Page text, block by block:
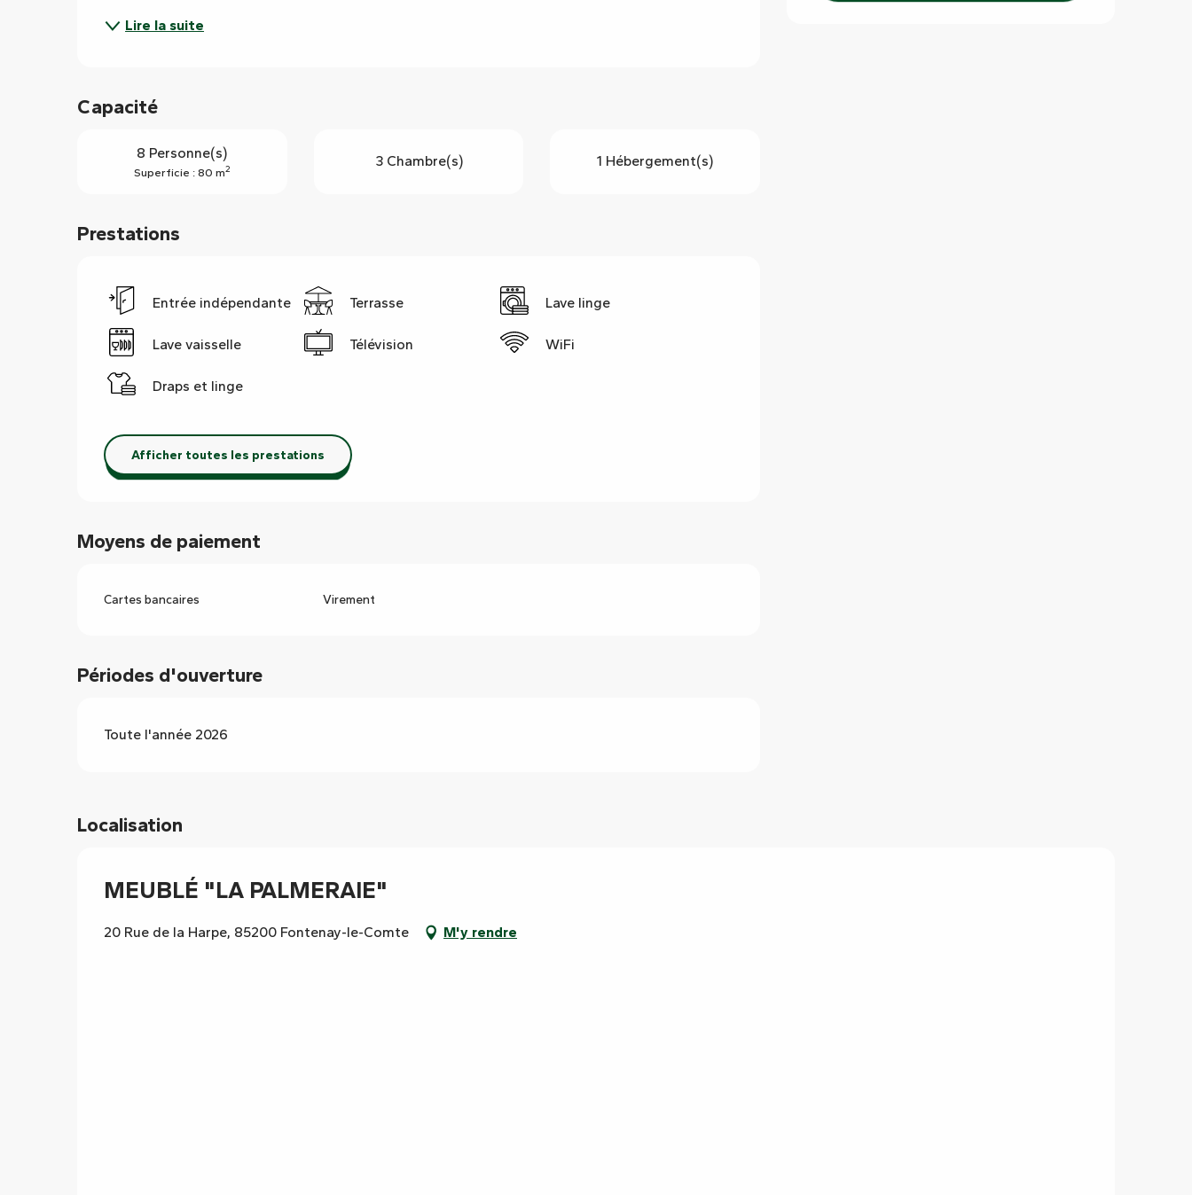
Lire la suite
Capacité
8 Personne(s)
Superficie : 80 m2 3 Chambre(s) 1 Hébergement(s)
Prestations
Entrée indépendante Terrasse Lave linge
Lave vaisselle Télévision WiFi
Draps et linge
Afficher toutes les prestations
Moyens de paiement
Cartes bancaires Virement
Périodes d'ouverture
Toute l'année 2026
Localisation
MEUBLÉ "LA PALMERAIE"
20 Rue de la Harpe, 85200 Fontenay-le-Comte M'y rendre